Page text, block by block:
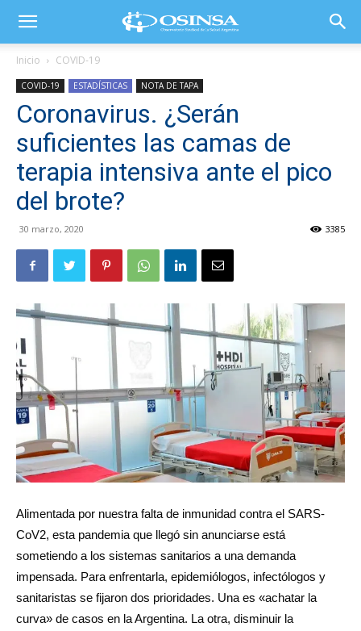
Inicio COVID-19
COVID-19 ESTADÍSTICAS NOTA DE TAPA
Coronavirus. ¿Serán
suficientes las camas de
terapia intensiva ante el pico
del brote?
30 marzo, 2020 3385
Alimentada por nuestra falta de inmunidad contra el SARS-
CoV2, esta pandemia que llegó sin anunciarse está
sometiendo a los sistemas sanitarios a una demanda
impensada. Para enfrentarla, epidemiólogos, infectólogos y
sanitaristas se fijaron dos prioridades. Una es «achatar la
curva» de casos en la Argentina. La otra, disminuir la